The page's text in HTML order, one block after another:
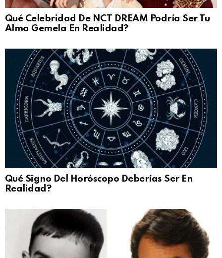
Qué Celebridad De NCT DREAM Podría Ser Tu
Alma Gemela En Realidad?
Qué Signo Del Horóscopo Deberías Ser En
Realidad?